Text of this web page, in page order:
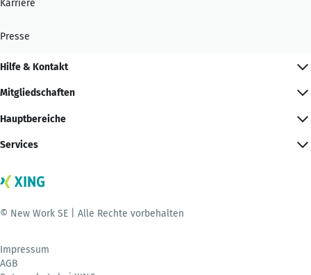
Karriere
Presse
Hilfe & Kontakt
Mitgliedschaften
Hauptbereiche
Services
© New Work SE | Alle Rechte vorbehalten
Impressum
AGB